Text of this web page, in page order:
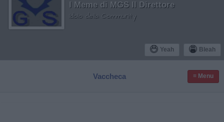
Yeah Bleah
I Meme di MGS Il Direttore
Idolo della Community
Vaccheca ≡ Menu